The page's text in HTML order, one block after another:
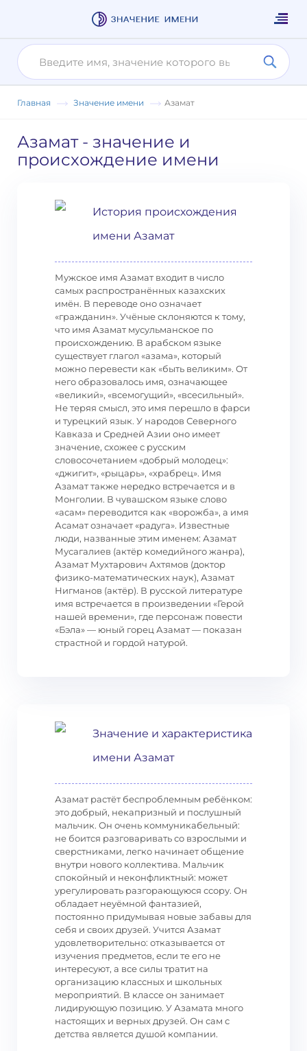
Главная Значение имени Азамат
Азамат- значение и
происхождение имени
История происхождения
имени Азамат
Мужское имя Азамат входит в число
самых распространённых казахских
имён. В переводе оно означает
«гражданин». Учёные склоняются к тому,
что имя Азамат мусульманское по
происхождению. В арабском языке
существует глагол «азама», который
можно перевести как «быть великим». От
него образовалось имя, означающее
«великий», «всемогущий», «всесильный».
Не теряя смысл, это имя перешло в фарси
и турецкий язык. У народов Северного
Кавказа и Средней Азии оно имеет
значение, схожее с русским
словосочетанием «добрый молодец»:
«джигит», «рыцарь», «храбрец». Имя
Азамат также нередко встречается и в
Монголии. В чувашском языке слово
«асам» переводится как «ворожба», а имя
Асамат означает «радуга». Известные
люди, названные этим именем: Азамат
Мусагалиев (актёр комедийного жанра),
Азамат Мухтарович Ахтямов (доктор
физико-математических наук), Азамат
Нигманов (актёр). В русской литературе
имя встречается в произведении «Герой
нашей времени», где персонаж повести
«Бэла» — юный горец Азамат — показан
страстной и гордой натурой.
Значение и характеристика
имени Азамат
Азамат растёт беспроблемным ребёнком:
это добрый, некапризный и послушный
мальчик. Он очень коммуникабельный:
не боится разговаривать со взрослыми и
сверстниками, легко начинает общение
внутри нового коллектива. Мальчик
спокойный и неконфликтный: может
урегулировать разгорающуюся ссору. Он
обладает неуёмной фантазией,
постоянно придумывая новые забавы для
себя и своих друзей. Учится Азамат
удовлетворительно: отказывается от
изучения предметов, если те его не
интересуют, а все силы тратит на
организацию классных и школьных
мероприятий. В классе он занимает
лидирующую позицию. У Азамата много
настоящих и верных друзей. Он сам с
детства является душой компании.